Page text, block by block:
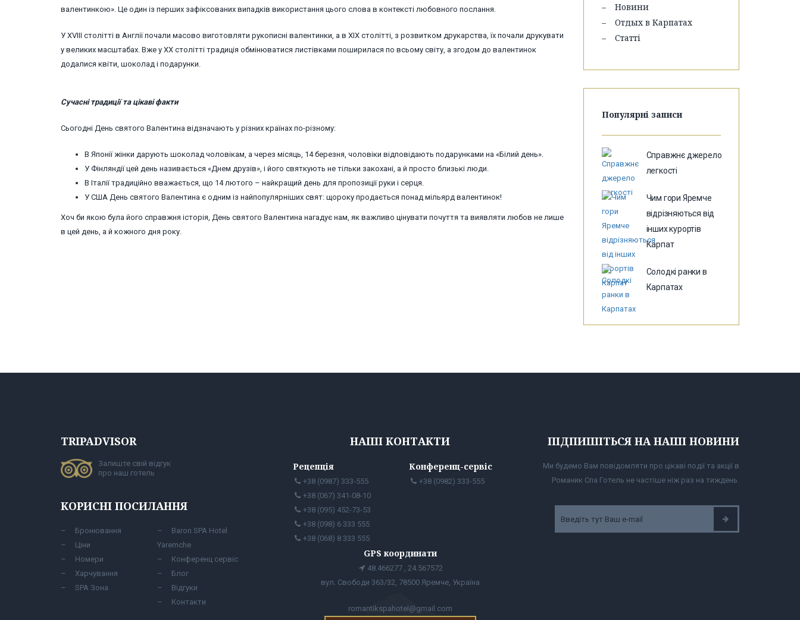
валентинкою». Це один із перших зафіксованих випадків використання цього слова в контексті любовного послання.
У XVIII столітті в Англії почали масово виготовляти рукописні валентинки, а в XIX столітті, з розвитком друкарства, їх почали друкувати
у великих масштабах. Вже у XX столітті традиція обмінюватися листівками поширилася по всьому світу, а згодом до валентинок
додалися квіти, шоколад і подарунки.
Сучасні традиції та цікаві факти
Сьогодні День святого Валентина відзначають у різних країнах по-різному:
В Японії жінки дарують шоколад чоловікам, а через місяць, 14 березня, чоловіки відповідають подарунками на «Білий день».
У Фінляндії цей день називається «Днем друзів», і його святкують не тільки закохані, а й просто близькі люди.
В Італії традиційно вважається, що 14 лютого – найкращий день для пропозиції руки і серця.
У США День святого Валентина є одним із найпопулярніших свят: щороку продається понад мільярд валентинок!
Хоч би якою була його справжня історія, День святого Валентина нагадує нам, як важливо цінувати почуття та виявляти любов не лише
в цей день, а й кожного дня року.
Новини
Отдых в Карпатах
Статті
Популярні записи
Справжнє джерело
легкості
Чим гори Яремче
відрізняються від
інших курортів
Карпат
Солодкі ранки в
Карпатах
TRIPADVISOR
Залиште свій відгук
про наш готель
КОРИСНІ ПОСИЛАННЯ
Бронювання
Ціни
Номери
Харчування
SPA Зона
Baron SPA Hotel
Yaremche
Конференц сервіс
Блог
Відгуки
Контакти
НАШІ КОНТАКТИ
Рецепція
+38 (0987) 333-555
+38 (067) 341-08-10
+38 (095) 452-73-53
+38 (098) 6 333 555
+38 (068) 8 333 555
Конференц-сервіс
+38 (0982) 333-555
GPS координати
48.466277 , 24.567572
вул. Свободи 363/32, 78500 Яремче, Україна
romantikspahotel@gmail.com
ПІДПИШІТЬСЯ НА НАШІ НОВИНИ
Ми будемо Вам повідомляти про цікаві події та акції в
Романик Спа Готель не частіше ніж раз на тиждень.